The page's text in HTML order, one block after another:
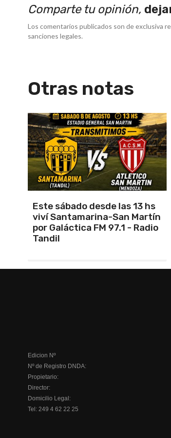
Comparte tu opinión,
Los comentarios publicados son de exclusiva
sanciones legales.
Otras notas
Vuelve el torneo oficial de
hockey
Edicion Nº
Nº de Registro DNDA:
Propietario:
Director:
Domicilio Legal:
Tel: 249 4 62 22 25